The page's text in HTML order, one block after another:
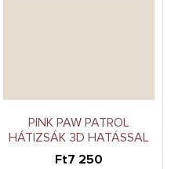
PINK PAW PATROL
HÁTIZSÁK 3D HATÁSSAL
Ft7 250